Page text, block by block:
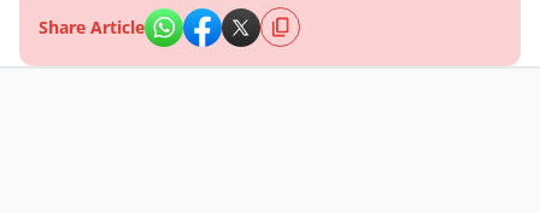
Share Article